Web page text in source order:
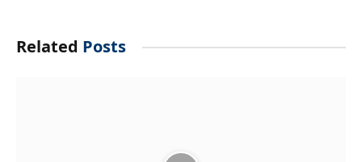
Related Posts